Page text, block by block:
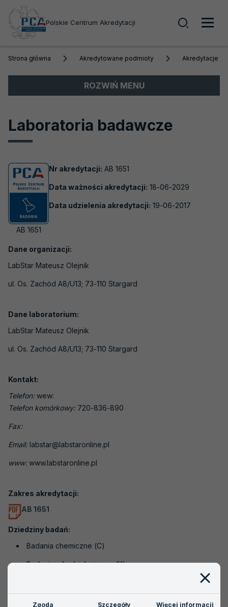
Polskie Centrum Akredytacji
Strona główna Akredytowane podmioty Akredytacje
ROZWIŃ MENU
Obszary akredytacji
Akredytacje aktywne
Biobanki
Laboratoria badawcze
Laboratoria medyczne
Laboratoria wzorcujące
Jednostki certyfikujące osoby
Jednostki certyfikujące systemy
Jednostki certyfikujące wyroby, procesy i
usługi
Jednostki inspekcyjne
Laboratoria - badania pH gleby
Akredytacje nieaktywne
Akredytacja krok po kroku
Szkolenia
PCA
Laboratoria badawcze
AB 1651
Nr akredytacji: AB 1651
Data ważności akredytacji: 18-06-2029
Data udzielenia akredytacji: 19-06-2017
Dane organizacji:
LabStar Mateusz Olejnik
ul. Os. Zachód A8/U13; 73-110 Stargard
Dane laboratorium:
LabStar Mateusz Olejnik
ul. Os. Zachód A8/U13; 73-110 Stargard
Kontakt:
Telefon:wew:
Telefon komórkowy:720-836-890
Fax:
Email:labstar@labstaronline.pl
www:www.labstaronline.pl
Zakres akredytacji:
AB 1651
Dziedziny badań:
Badania chemiczne (C)
Badania mikrobiologiczne (K)
Pobieranie próbek, laboratoria akredytowane do
Zgoda Szczegóły Więcej informacji